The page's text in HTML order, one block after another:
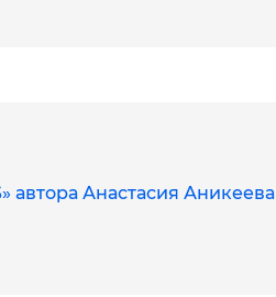
автора Анастасия Аникеева